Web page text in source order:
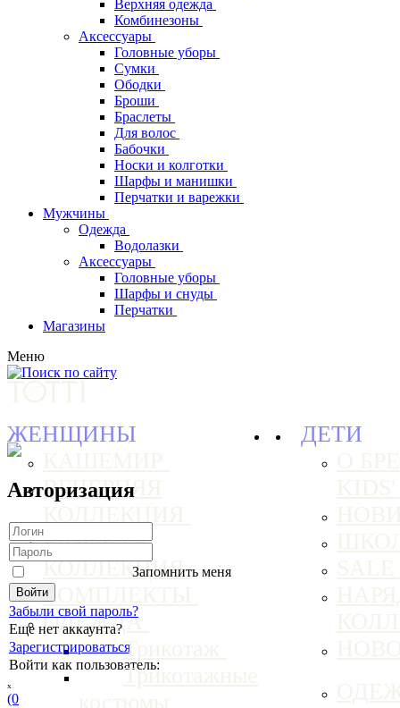
Верхняя одежда
Комбинезоны
Аксессуары
Головные уборы
Сумки
Ободки
Броши
Браслеты
Для волос
Бабочки
Носки и колготки
Шарфы и манишки
Перчатки и варежки
Мужчины
Одежда
Водолазки
Аксессуары
Головные уборы
Шарфы и снуды
Перчатки
Магазины
Меню
ЖЕНЩИНЫ
ВЕЧЕРНЯЯ
БАЗОВАЯ
КОЛЛЕКЦИЯ
КОМПЛЕКТЫ
ОДЕЖДА
Трикотаж
Трикотажные
ДЕТИ
Авторизация
Запомнить меня
Забыли свой пароль?
Еще нет аккаунта?
Зарегистрироваться
Войти как пользователь:
ₓ
(0